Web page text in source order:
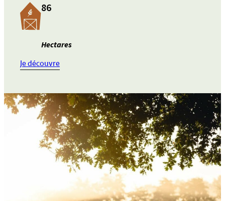
86
Hectares
Je découvre
ANNONCE
–
Ferme
laitière
à
remettre
à
Vielsalm